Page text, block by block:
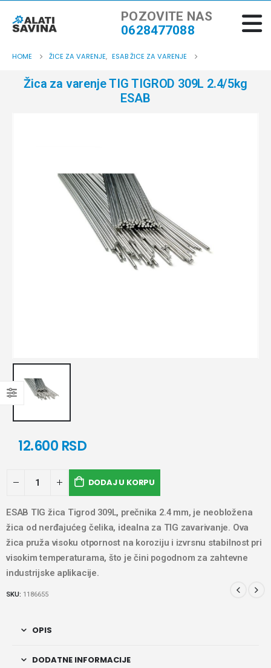
POZOVITE NAS
0628477088
HOME ŽICE ZA VARENJE, ESAB ŽICE ZA VARENJE
Žica za varenje TIG TIGROD 309L 2.4/5kg
ESAB
12.600 RSD
DODAJ U KORPU
ESAB TIG žica Tigrod 309L, prečnika 2.4 mm, je neobložena
žica od nerđajućeg čelika, idealna za TIG zavarivanje. Ova
žica pruža visoku otpornost na koroziju i izvrsnu stabilnost pri
visokim temperaturama, što je čini pogodnom za zahtevne
industrijske aplikacije.
SKU: 1186655
OPIS
DODATNE INFORMACIJE